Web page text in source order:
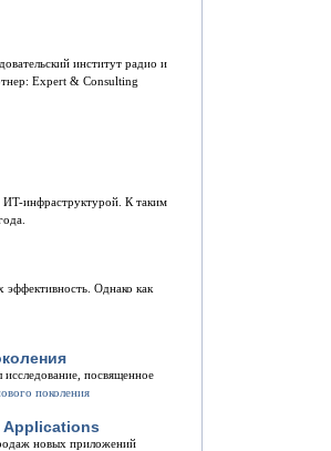
институт радио и
Expert & Consulting
ИT-инфраструктурой. К таким
Однако как
посвященное
Applications
новых приложений